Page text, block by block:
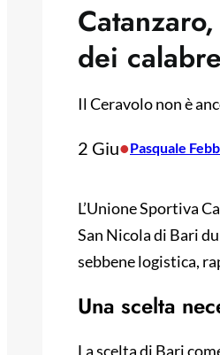
dei
Il Ceravolo non è
2 Giu•Pasquale
L’Unione Sportiva
San Nicola di Bari
sebbene logistica,
Una scelta
La scelta di Bari